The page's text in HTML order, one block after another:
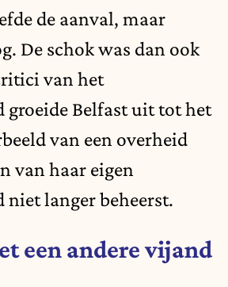
de aanval, maar
De schok was dan ook
van het
groeide Belfast uit tot het
van een overheid
van haar eigen
langer beheerst.
een andere vijand